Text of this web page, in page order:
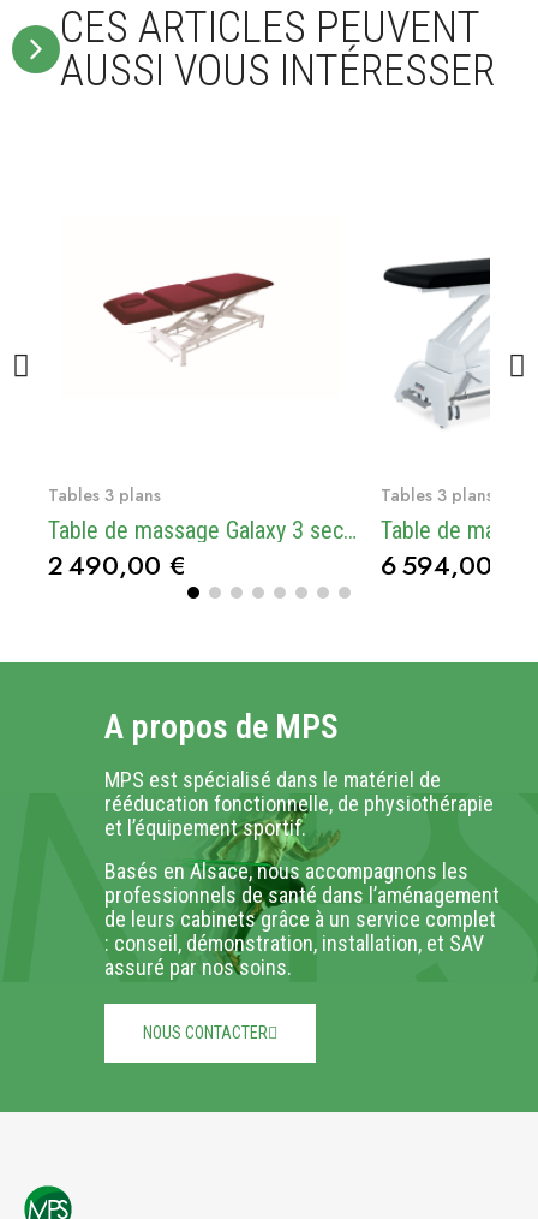
CES ARTICLES PEUVENT
AUSSI VOUS INTÉRESSER
Voir le produit
Tables 3 plans
Table de massage Galaxy 3 sections - électrique - 2 roues
2 490,00 €
Voir le
Tables 3 plans
6 594,00 €
A propos de MPS
MPS est spécialisé dans le matériel de
rééducation fonctionnelle, de physiothérapie
et l’équipement sportif.
Basés en Alsace, nous accompagnons les
professionnels de santé dans l’aménagement
de leurs cabinets grâce à un service complet
: conseil, démonstration, installation, et SAV
assuré par nos soins.
NOUS CONTACTER